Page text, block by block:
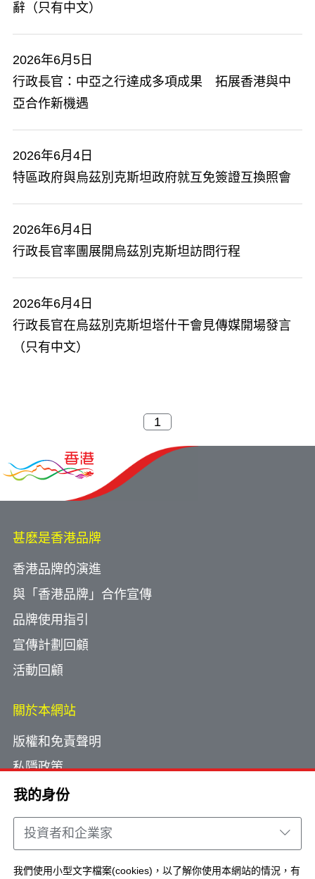
我的身份
投資者和企業家
我們使用小型文字檔案(cookies)，以了解你使用本網站的情況，有
辭（只有中文）
2026年6月5日
行政長官：中亞之行達成多項成果 拓展香港與中
亞合作新機遇
2026年6月4日
特區政府與烏茲別克斯坦政府就互免簽證互換照會
2026年6月4日
行政長官率團展開烏茲別克斯坦訪問行程
2026年6月4日
行政長官在烏茲別克斯坦塔什干會見傳媒開場發言
（只有中文）
甚麽是香港品牌
香港品牌的演進
與「香港品牌」合作宣傳
品牌使用指引
宣傳計劃回顧
活動回顧
關於本網站
版權和免責聲明
私隱政策
使用小型文字檔案
網頁指南
聯絡我們